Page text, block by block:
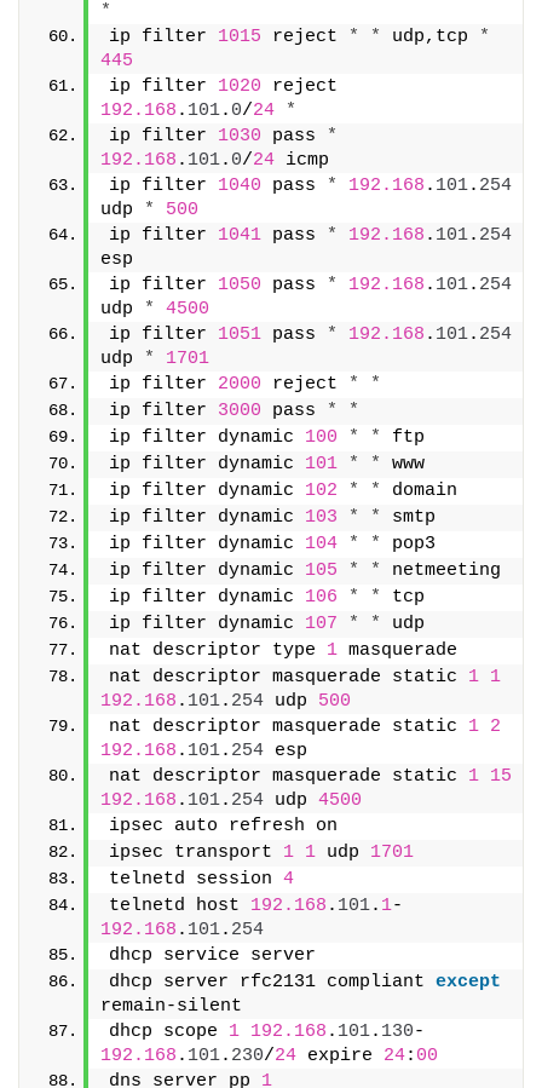
*
ip filter 1015 reject * * udp,tcp
*
445
ip filter 1020
192.168 . 101. 0/24
*
ip filter 1030 pass
*
192.168 . 101. 0/24 icmp
ip filter 1040 pass * 192.168 . 101. 254
udp
*
500
ip filter 1041 pass * 192.168 . 101. 254
esp
ip filter 1050 pass * 192.168 . 101. 254
udp
*
4500
ip filter 1051 pass * 192.168 . 101. 254
udp
*
1701
ip filter 2000 reject *
*
ip filter 3000 pass *
*
ip filter dynamic 100 * *
ftp
ip filter dynamic 101 * *
www
ip filter dynamic 102 * *
domain
ip filter dynamic 103 * *
smtp
ip filter dynamic 104 * *
pop3
ip filter dynamic 105 * *
netmeeting
ip filter dynamic 106 * *
tcp
ip filter dynamic 107 * *
udp
nat descriptor type 1 masquerade
nat descriptor masquerade static 1 1
192.168 . 101. 254 udp 500
nat descriptor masquerade static 1 2
192.168 . 101. 254 esp
nat descriptor masquerade static 1 15
192.168 . 101. 254 udp 4500
ipsec auto refresh on
ipsec transport 1 1 udp 1701
telnetd session 4
telnetd host 192.168 . 101. 1-
192.168 . 101. 254
dhcp service server
dhcp server rfc2131 compliant except
remain-silent
dhcp scope 1 192.168 . 101. 130-
192.168 . 101. 230/24 expire 24: 00
dns server pp 1